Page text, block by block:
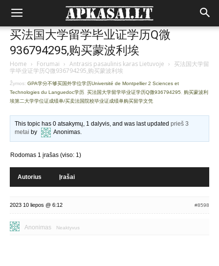
买法国大学留学毕业证学历Q微
936794295,购买蒙波利埃
Home › Forumai › Antrasis pasaulinis karas Lietuvoje › 买法国大学留
学毕业证学历Q微936794295,购买蒙波利埃
Žymos: GPA学分不够买国外学位学历Université de Montpellier 2 Sciences et
Technologies du Languedoc学历 买法国大学留学毕业证学历Q微936794295
购买蒙波利
埃第二大学学位证成绩单/买卖法国院校毕业证成绩单购买留学文凭
This topic has 0 atsakymų, 1 dalyvis, and was last updatedprieš 3
metai by Anonimas.
Rodomas 1 įrašas (viso: 1)
Autorius Įrašai
2023 10 liepos @ 6:12 #8598
Anonimas Neaktyvus